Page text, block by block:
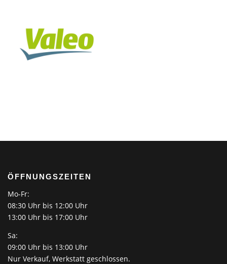
ÖFFNUNGSZEITEN
Mo-Fr:
08:30 Uhr bis 12:00 Uhr
13:00 Uhr bis 17:00 Uhr
Sa:
09:00 Uhr bis 13:00 Uhr
Nur Verkauf, Werkstatt geschlossen.